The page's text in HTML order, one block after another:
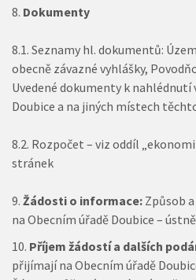
Dokumenty
8.1. Seznamy hl. dokumentů:
obecně závazné vyhlášky,
Uvedené dokumenty k nahlédnutí
Doubice a na jiných místech
8.2. Rozpočet – viz oddíl
stránek
Žádosti o informace: Způsob
na Obecním úřadě Doubice –
Příjem žádostí a dalších
přijímají na Obecním úřadě